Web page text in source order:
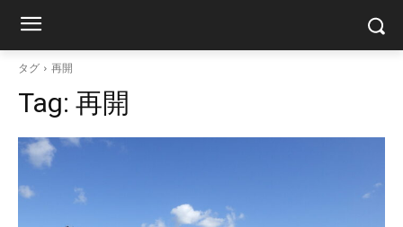
タグ 再開
Tag: 再開